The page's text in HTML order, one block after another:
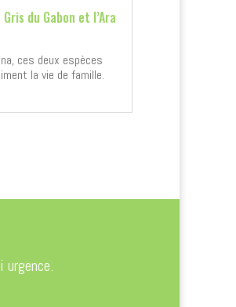
du Gabon et l’Ara
ces deux espèces
la vie de famille.